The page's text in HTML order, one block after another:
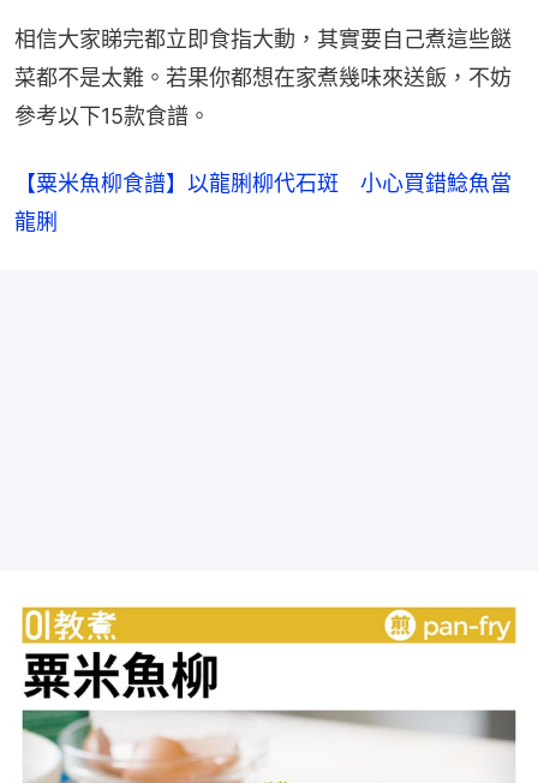
相信大家睇完都立即食指大動，其實要自己煮這些餸
菜都不是太難。若果你都想在家煮幾味來送飯，不妨
參考以下15款食譜。
【粟米魚柳食譜】以龍脷柳代石斑　小心買錯鯰魚當
龍脷